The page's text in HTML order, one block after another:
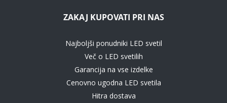
ZAKAJ KUPOVATI PRI NAS
Najboljši ponudniki LED svetil
Več o LED svetilih
Garancija na vse izdelke
Cenovno ugodna LED svetila
Hitra dostava